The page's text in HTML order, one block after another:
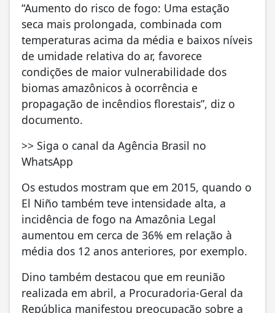
“Aumento do risco de fogo: Uma estação
seca mais prolongada, combinada com
temperaturas acima da média e baixos níveis
de umidade relativa do ar, favorece
condições de maior vulnerabilidade dos
biomas amazônicos à ocorrência e
propagação de incêndios florestais”, diz o
documento.
>> Siga o canal da Agência Brasil no
WhatsApp
Os estudos mostram que em 2015, quando o
El Niño também teve intensidade alta, a
incidência de fogo na Amazônia Legal
aumentou em cerca de 36% em relação à
média dos 12 anos anteriores, por exemplo.
Dino também destacou que em reunião
realizada em abril, a Procuradoria-Geral da
República manifestou preocupação sobre a